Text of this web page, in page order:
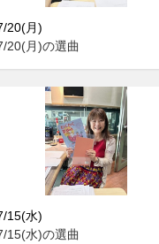
20(月)
20(月)の選曲
15(水)
15(水)の選曲